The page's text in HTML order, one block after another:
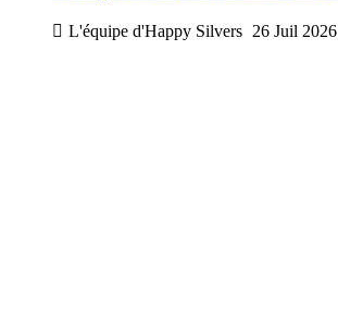
L'équipe d'Happy Silvers 26 Juil 2026